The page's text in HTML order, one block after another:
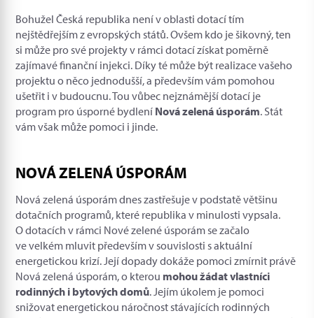
Bohužel Česká republika není v oblasti dotací tím
nejštědřejším z evropských států. Ovšem kdo je šikovný, ten
si může pro své projekty v rámci dotací získat poměrně
zajímavé finanční injekci. Díky té může být realizace vašeho
projektu o něco jednodušší, a především vám pomohou
ušetřit i v budoucnu. Tou vůbec nejznámější dotací je
program pro úsporné bydlení Nová zelená úsporám. Stát
vám však může pomoci i jinde.
NOVÁ ZELENÁ ÚSPORÁM
Nová zelená úsporám dnes zastřešuje v podstatě většinu
dotačních programů, které republika v minulosti vypsala.
O dotacích v rámci Nové zelené úsporám se začalo
ve velkém mluvit především v souvislosti s aktuální
energetickou krizí. Její dopady dokáže pomoci zmírnit právě
Nová zelená úsporám, o kterou mohou žádat vlastníci
rodinných i bytových domů. Jejím úkolem je pomoci
snižovat energetickou náročnost stávajících rodinných